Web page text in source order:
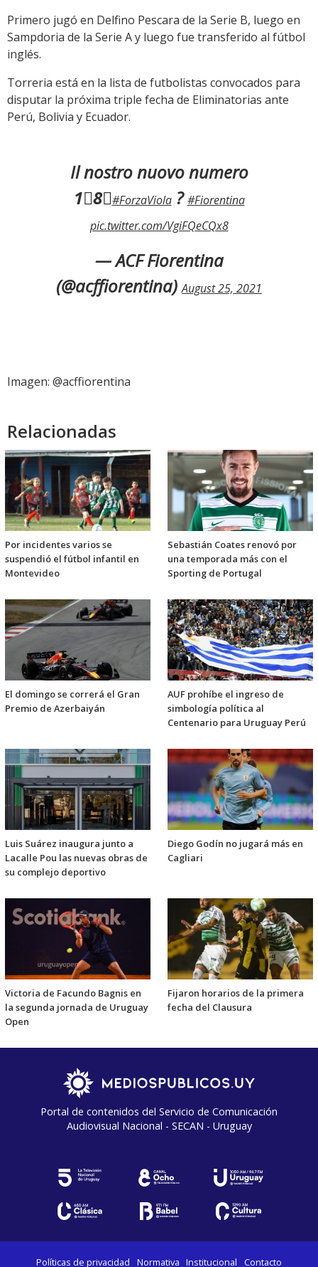
Primero jugó en Delfino Pescara de la Serie B, luego en
Sampdoria de la Serie A y luego fue transferido al fútbol
inglés.
Torreria está en la lista de futbolistas convocados para
disputar la próxima triple fecha de Eliminatorias ante
Perú, Bolivia y Ecuador.
Il nostro nuovo numero
1⃣8⃣#ForzaViola?#Fiorentina
pic.twitter.com/VgiFQeCQx8
— ACF Fiorentina
(@acffiorentina)August 25, 2021
Imagen: @acffiorentina
Relacionadas
Por incidentes varios se
suspendió el fútbol infantil en
Montevideo
Sebastián Coates renovó por
una temporada más con el
Sporting de Portugal
El domingo se correrá el Gran
Premio de Azerbaiyán
AUF prohíbe el ingreso de
simbología política al
Centenario para Uruguay Perú
Luis Suárez inaugura junto a
Lacalle Pou las nuevas obras de
su complejo deportivo
Diego Godín no jugará más en
Cagliari
Victoria de Facundo Bagnis en
la segunda jornada de Uruguay
Open
Fijaron horarios de la primera
fecha del Clausura
Portal de contenidos del Servicio de Comunicación
Audiovisual Nacional - SECAN - Uruguay
Políticas de privacidad Normativa Institucional Contacto